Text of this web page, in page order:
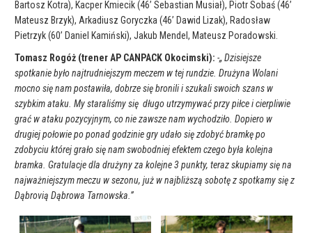
Bartosz Kotra), Kacper Kmiecik (46’ Sebastian Musiał), Piotr Sobaś (46’
Mateusz Brzyk), Arkadiusz Goryczka (46’ Dawid Lizak), Radosław
Pietrzyk (60’ Daniel Kamiński), Jakub Mendel, Mateusz Poradowski.
Tomasz Rogóż (trener AP CANPACK Okocimski): -„ Dzisiejsze
spotkanie było najtrudniejszym meczem w tej rundzie. Drużyna Wolani
mocno się nam postawiła, dobrze się bronili i szukali swoich szans w
szybkim ataku. My staraliśmy się długo utrzymywać przy piłce i cierpliwie
grać w ataku pozycyjnym, co nie zawsze nam wychodziło. Dopiero w
drugiej połowie po ponad godzinie gry udało się zdobyć bramkę po
zdobyciu której grało się nam swobodniej efektem czego była kolejna
bramka. Gratulacje dla drużyny za kolejne 3 punkty, teraz skupiamy się na
najważniejszym meczu w sezonu, już w najbliższą sobotę z spotkamy się z
Dąbrovią Dąbrowa Tarnowska.”